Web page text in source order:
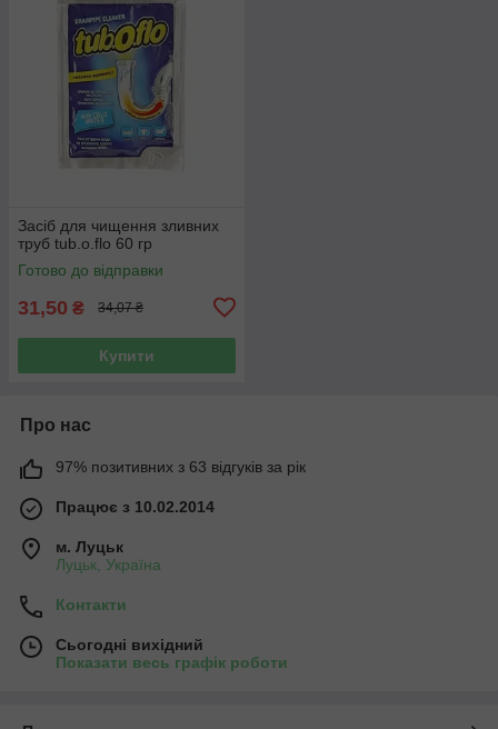
Засіб для чищення зливних
труб tub.o.flo 60 гр
Готово до відправки
31,50 ₴ 34,07 ₴
Купити
Про нас
97% позитивних з 63 відгуків за рік
Працює з 10.02.2014
м. Луцьк
Луцьк, Україна
Контакти
Сьогодні вихідний
Показати весь графік роботи